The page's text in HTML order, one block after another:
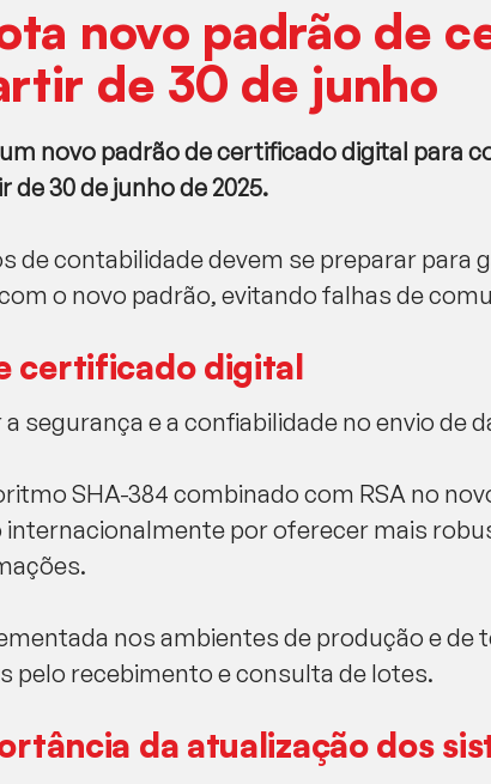
novo padrão de
de 30 de junho
novo padrão de certificado digital para
30 de junho de 2025.
de contabilidade devem se preparar para
o novo padrão, evitando falhas de
certificado digital
segurança e a confiabilidade no envio de
SHA-384 combinado com RSA no
internacionalmente por oferecer mais
nos ambientes de produção e de
pelo recebimento e consulta de lotes.
da atualização dos